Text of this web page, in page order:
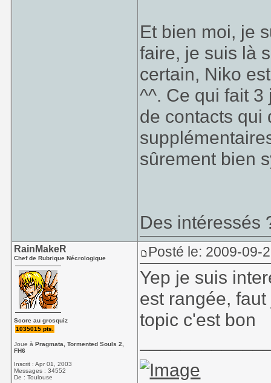
Et bien moi, je
faire, je suis là
certain, Niko
^^. Ce qui fait
de contacts qui
sûrement bien
Des intéressés
RainMakeR
Chef de Rubrique Nécrologique
Score au grosquiz
1035015 pts.
Joue àPragmata, Tormented Souls 2,
FH6
Inscrit : Apr 01, 2003
Messages : 34552
De : Toulouse
Posté le: 2009-09-
Yep je suis
est rangée,
topic c'est bon